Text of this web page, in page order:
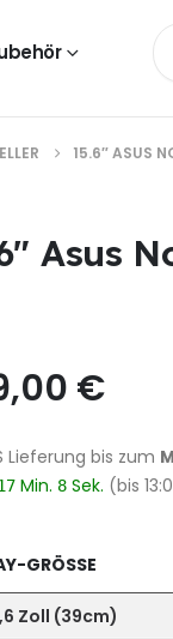
15.6″ ASUS
Asus
€
Lieferung bis zum
Min. 7Sek. (bis
GRÖSSE
Zoll (39cm)